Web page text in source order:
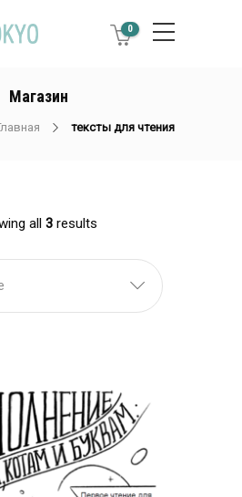
0
Магазин
тексты для чтения
all 3results